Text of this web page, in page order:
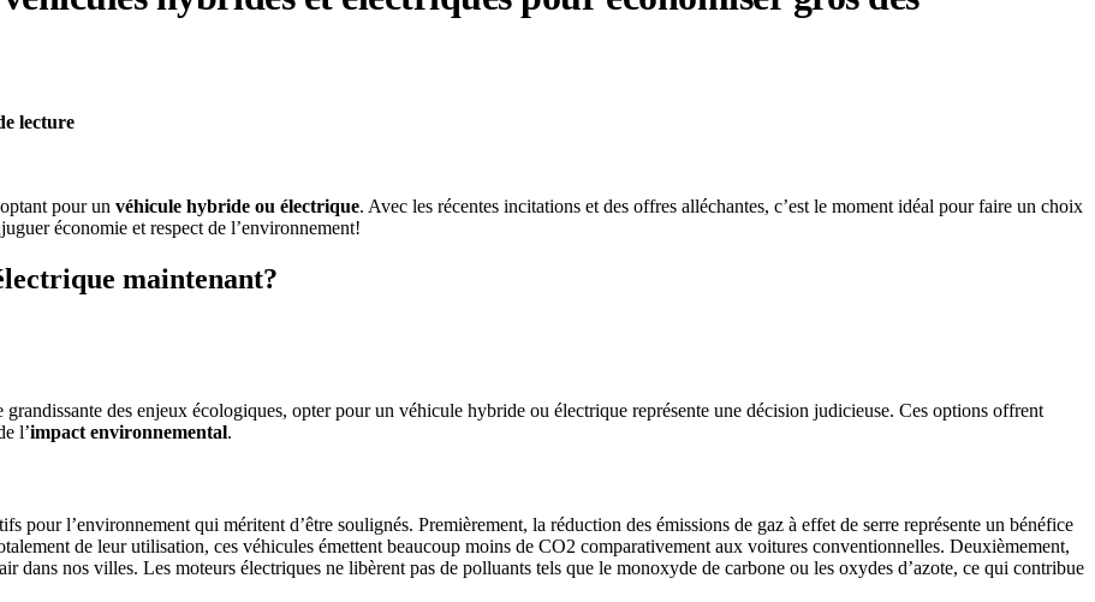
lecture
pour un véhicule hybride ou électrique. Avec les récentes incitations et des offres alléchantes, c’est le moment idéal pour faire un choix
économie et respect de l’environnement!
maintenant?
des enjeux écologiques, opter pour un véhicule hybride ou électrique représente une décision judicieuse. Ces options offrent
l’impact environnemental.
pour l’environnement qui méritent d’être soulignés. Premièrement, la réduction des émissions de gaz à effet de serre représente un bénéfice
de leur utilisation, ces véhicules émettent beaucoup moins de CO2 comparativement aux voitures conventionnelles. Deuxièmement,
dans nos villes. Les moteurs électriques ne libèrent pas de polluants tels que le monoxyde de carbone ou les oxydes d’azote, ce qui contribue